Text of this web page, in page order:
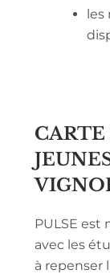
les
PULSE est
avec les
à repenser